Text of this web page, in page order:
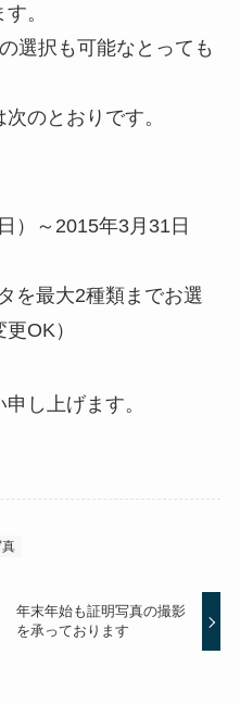
。
選択も可能なとっても
のとおりです。
）～2015年3月31日
を最大2種類までお選
OK）
し上げます。
年末年始も証明写真の撮影
を承っております